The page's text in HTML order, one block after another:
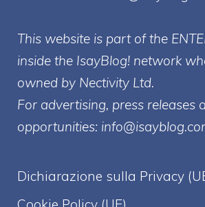
This website is part of the
inside the IsayBlog! network
owned by Nectivity Ltd.
For advertising, press releases
opportunities:
Dichiarazione sulla Privacy